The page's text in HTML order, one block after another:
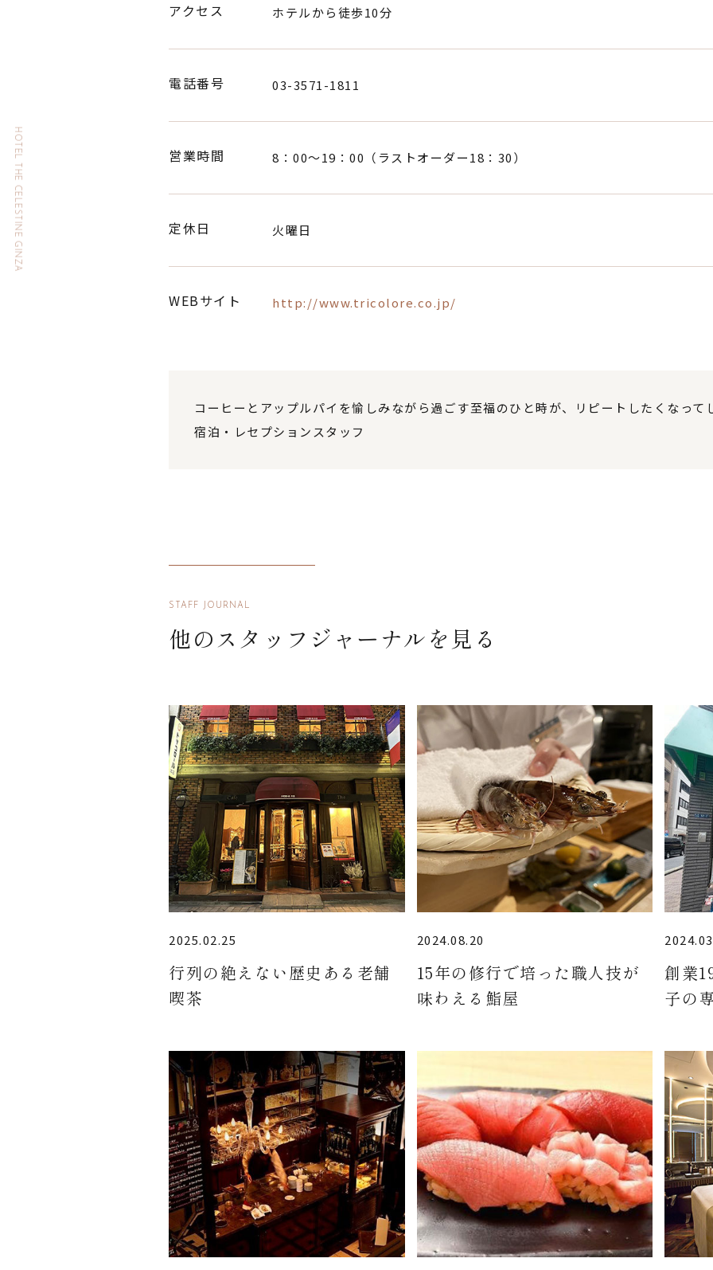
アクセス ホテルから徒歩10分
電話番号 03-3571-1811
営業時間 8：00～19：00（ラストオーダー18：30）
定休日 火曜日
WEBサイト http://www.tricolore.co.jp/
コーヒーとアップルパイを愉しみながら過ごす至福のひと時が、リピートしたくなって
宿泊・レセプションスタッフ
STAFF JOURNAL
他のスタッフジャーナルを見る
2025.02.25
行列の絶えない歴史ある老舗
喫茶
2024.08.20
15年の修行で培った職人技が
味わえる鮨屋
創業
子の
HOTEL THE CELESTINE GINZA